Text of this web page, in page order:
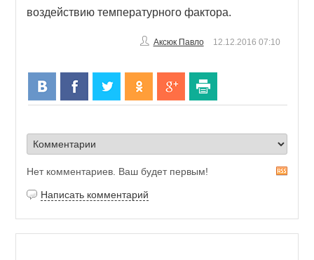
воздействию температурного фактора.
12.12.2016 07:10
Аксюк Павло
Нет комментариев. Ваш будет первым!
Написать комментарий